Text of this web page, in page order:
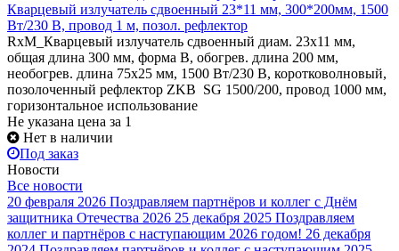
Кварцевый излучатель cдвоенный 23*11 мм, 300*200мм, 1500
Вт/230 В, провод 1 м, позол. рефлектор
RxM_Кварцевый излучатель сдвоенный диам. 23х11 мм,
общая длина 300 мм, форма В, обогрев. длина 200 мм,
необогрев. длина 75х25 мм, 1500 Вт/230 В, коротковолновый,
позолоченный рефлектор ZKB SG 1500/200, провод 1000 мм,
горизонтальное использование
Не указана цена за 1
Нет в наличии
Под заказ
Новости
Все новости
20 февраля 2026 Поздравляем партнёров и коллег с Днём
защитника Отечества 2026 25 декабря 2025 Поздравляем
коллег и партнёров с наступающим 2026 годом! 26 декабря